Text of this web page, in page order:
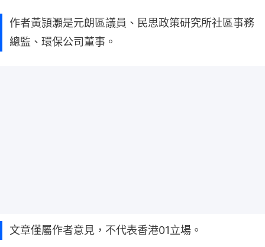
作者黃頴灝是元朗區議員、民思政策研究所社區事務
總監、環保公司董事。
文章僅屬作者意見，不代表香港01立場。